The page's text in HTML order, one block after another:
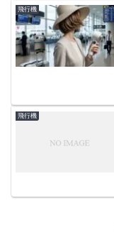
飛行機
飛行機